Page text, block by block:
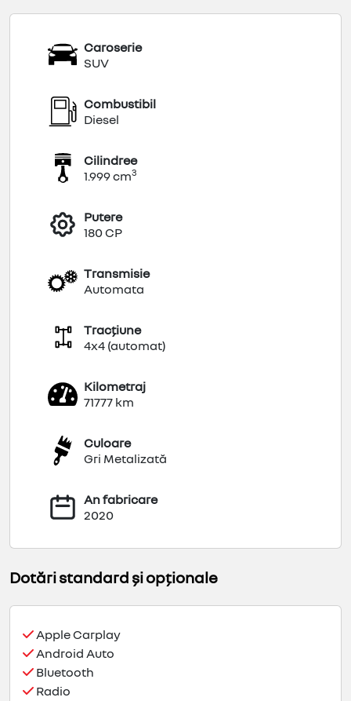
Caroserie
SUV
Combustibil
Diesel
Cilindree
1.999 cm3
Putere
180 CP
Transmisie
Automata
Tracțiune
4x4 (automat)
Kilometraj
71777 km
Culoare
Gri Metalizată
An fabricare
2020
Dotări standard și opționale
Apple Carplay
Android Auto
Bluetooth
Radio